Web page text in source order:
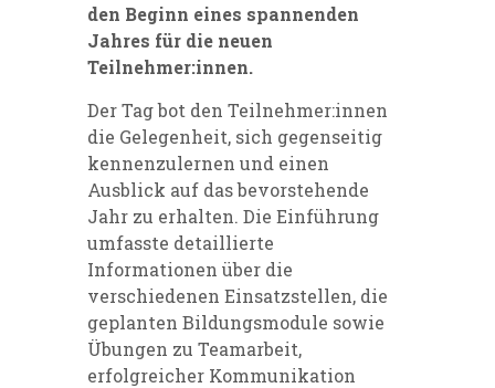
den Beginn eines spannenden
Jahres für die neuen
Teilnehmer:innen.
Der Tag bot den Teilnehmer:innen
die Gelegenheit, sich gegenseitig
kennenzulernen und einen
Ausblick auf das bevorstehende
Jahr zu erhalten. Die Einführung
umfasste detaillierte
Informationen über die
verschiedenen Einsatzstellen, die
geplanten Bildungsmodule sowie
Übungen zu Teamarbeit,
erfolgreicher Kommunikation